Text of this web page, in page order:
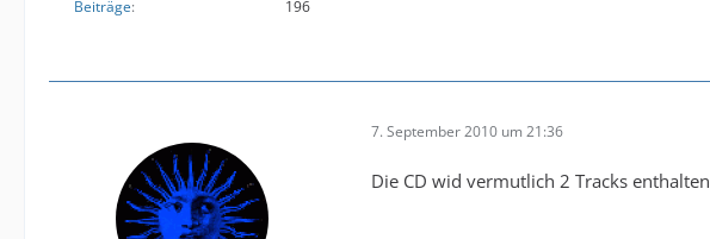
Beiträge 196
7. September 2010 um 21:36
Die CD wid vermutlich 2 Tracks enthalten